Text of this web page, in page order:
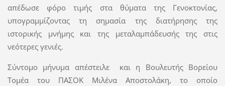
απέδωσε φόρο τιμής στα θύματα της Γενοκτονίας,
υπογραμμίζοντας τη σημασία της διατήρησης της
ιστορικής μνήμης και της μεταλαμπάδευσής της στις
νεότερες γενιές.
Σύντομο μήνυμα απέστειλε και η Βουλευτής Βορείου
Τομέα του ΠΑΣΟΚ Μιλένα Αποστολάκη, το οποίο